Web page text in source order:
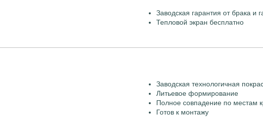
Заводская гарантия от брака и
Тепловой экран бесплатно
Заводская технологичная
Литьевое формирование
Полное совпадение по местам
Готов к монтажу